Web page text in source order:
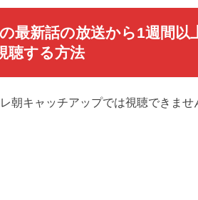
最新話の放送から1週間以
聴する方法
朝キャッチアップでは視聴できませ